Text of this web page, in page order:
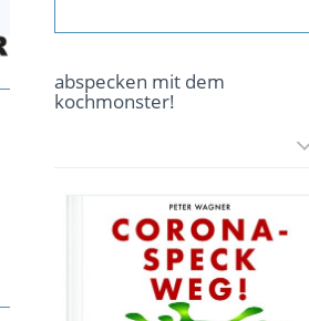
abspecken mit dem
kochmonster!